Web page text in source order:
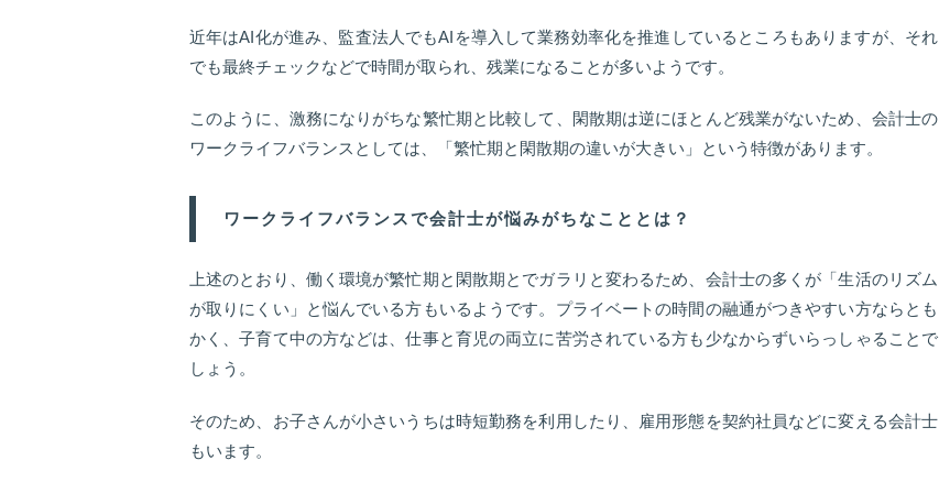
近年はAI化が進み、監査法人でもAIを導入して業務効率化を推進しているところもありますが、それ
でも最終チェックなどで時間が取られ、残業になることが多いようです。
このように、激務になりがちな繁忙期と比較して、閑散期は逆にほとんど残業がないため、会計士の
ワークライフバランスとしては、「繁忙期と閑散期の違いが大きい」という特徴があります。
ワークライフバランスで会計士が悩みがちなこととは？
上述のとおり、働く環境が繁忙期と閑散期とでガラリと変わるため、会計士の多くが「生活のリズム
が取りにくい」と悩んでいる方もいるようです。プライベートの時間の融通がつきやすい方ならとも
かく、子育て中の方などは、仕事と育児の両立に苦労されている方も少なからずいらっしゃることで
しょう。
そのため、お子さんが小さいうちは時短勤務を利用したり、雇用形態を契約社員などに変える会計士
もいます。